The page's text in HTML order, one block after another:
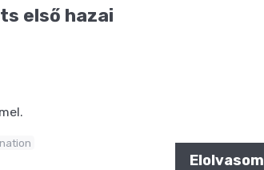
első hazai
Elolvasom